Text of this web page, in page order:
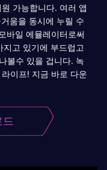
가능합니다. 여러 앱
움을 동시에 누릴 수
바일 에뮬레이터로써
고 있기에 부드럽고
볼수 있을 겁니다. 녹
이프! 지금 바로 다운